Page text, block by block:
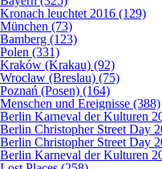
Kronach leuchtet 2016 (129)
München (73)
Bamberg (123)
Polen (331)
Kraków (Krakau) (92)
Wrocław (Breslau) (75)
Poznań (Posen) (164)
Menschen und Ereignisse (388)
Berlin Karneval der Kulturen
Berlin Christopher Street Day
Berlin Christopher Street Day
Berlin Karneval der Kulturen